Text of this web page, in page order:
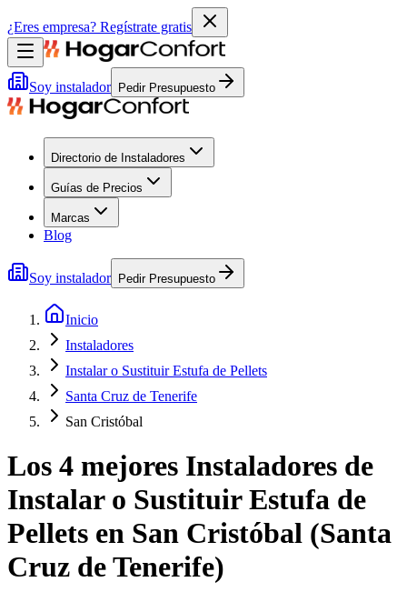
¿Eres empresa? Regístrate gratis
Soy instalador Pedir Presupuesto
Directorio de Instaladores
Guías de Precios
Marcas
Blog
Soy instalador Pedir Presupuesto
Inicio
Instaladores
Instalar o Sustituir Estufa de Pellets
Santa Cruz de Tenerife
San Cristóbal
Los 4 mejores Instaladores de
Instalar o Sustituir Estufa de
Pellets en San Cristóbal (Santa
Cruz de Tenerife)